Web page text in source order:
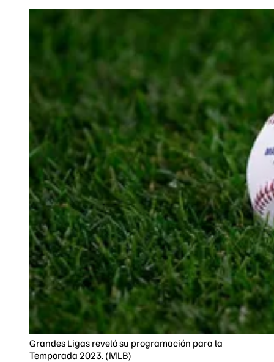
Grandes Ligas reveló su programación para la
Temporada 2023. (MLB)